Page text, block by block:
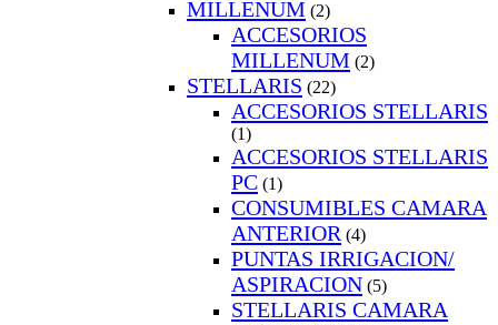
MILLENUM (2)
ACCESORIOS
MILLENUM (2)
STELLARIS (22)
ACCESORIOS STELLARIS
(1)
ACCESORIOS STELLARIS
PC (1)
CONSUMIBLES CAMARA
ANTERIOR (4)
PUNTAS IRRIGACION/
ASPIRACION (5)
STELLARIS CAMARA